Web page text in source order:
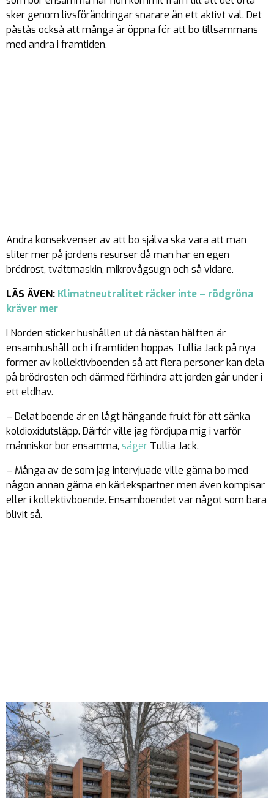
sker genom livsförändringar snarare än ett aktivt val. Det
påstås också att många är öppna för att bo tillsammans
med andra i framtiden.
Andra konsekvenser av att bo själva ska vara att man
sliter mer på jordens resurser då man har en egen
brödrost, tvättmaskin, mikrovågsugn och så vidare.
LÄS ÄVEN: Klimatneutralitet räcker inte – rödgröna
kräver mer
I Norden sticker hushållen ut då nästan hälften är
ensamhushåll och i framtiden hoppas Tullia Jack på nya
former av kollektivboenden så att flera personer kan dela
på brödrosten och därmed förhindra att jorden går under i
ett eldhav.
– Delat boende är en lågt hängande frukt för att sänka
koldioxidutsläpp. Därför ville jag fördjupa mig i varför
människor bor ensamma, säger Tullia Jack.
– Många av de som jag intervjuade ville gärna bo med
någon annan gärna en kärlekspartner men även kompisar
eller i kollektivboende. Ensamboendet var något som bara
blivit så.